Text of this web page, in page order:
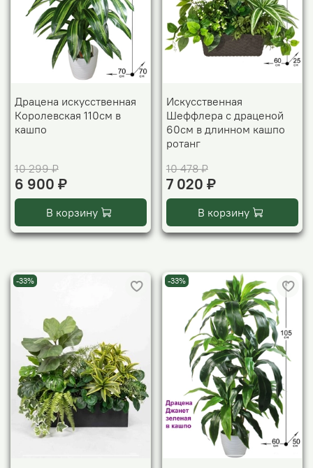
Драцена искусственная
Королевская 110см в
кашпо
10 299 ₽
6 900 ₽
В корзину
Искусственная
Шеффлера с драценой
60см в длинном кашпо
ротанг
10 478 ₽
7 020 ₽
В корзину
-33% -33%